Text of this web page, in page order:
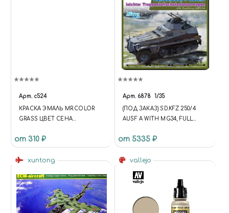
Арт. c524
КРАСКА ЭМАЛЬ MR.COLOR
GRASS ЦВЕТ СЕНА
от 310 ₽
Арт. 6878 1/35
(ПОД ЗАКАЗ) SD.KFZ.250/4
AUSF A WITH MG34, FULL
от 5335 ₽
xuntong vallejo